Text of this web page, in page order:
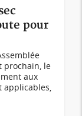
pour
prochain, le
aux
applicables,